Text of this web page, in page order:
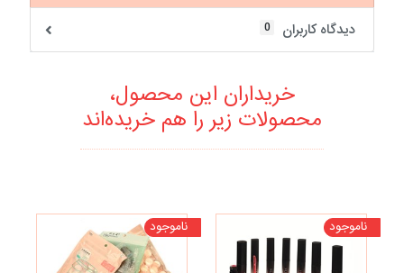
دیدگاه کاربران
0
خریداران این محصول،
محصولات زیر را هم خریده‌اند
ناموجود ناموجود